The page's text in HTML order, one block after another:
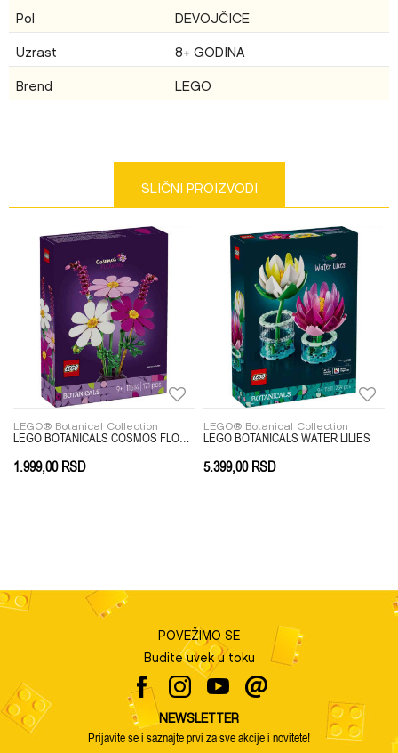
Poruka
Anti-spam zaštita - izračunajte koliko je 2 + 3 :
Pol
DEVOJČICE
Uzrast
8+ GODINA
Brend
LEGO
SLIČNI PROIZVODI
LEGO® Botanical Collection
1.999,00 RSD
LEGO® Botanical Collection
LEGO BOTANICALS WATER LILIES
5.399,00 RSD
POVEŽIMO SE
Budite uvek u toku
NEWSLETTER
Prijavite se i saznajte prvi za sve akcije i novitete!